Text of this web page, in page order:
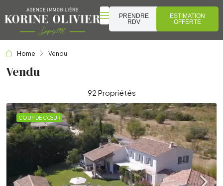
PRENDRE
RDV
ESTIMATION
OFFERTE
Home Vendu
Vendu
92 Propriétés
COUP DE CŒUR